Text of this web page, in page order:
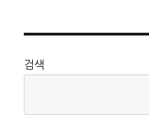
검색